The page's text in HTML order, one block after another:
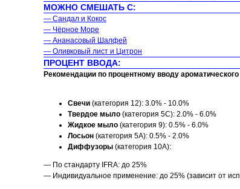
МОЖНО СМЕШАТЬ С:
— Сандал и Кокос
— Чёрное Море
— Ананасовый Шалфей
— Оливковый лист и Цитрон
ПРОЦЕНТ ВВОДА:
Рекомендации по процентному вводу
Свечи (категория 12): 3.0% - 10.0%
Твердое мыло (категория 5C): 2.0% - 6.0%
Жидкое мыло (категория 9): 0.5% - 6.0%
Лосьон (категория 5A): 0.5% - 2.0%
Диффузоры (категория 10A):
— По стандарту IFRA: до 25%
— Индивидуальное применение: до 25% (зависит от